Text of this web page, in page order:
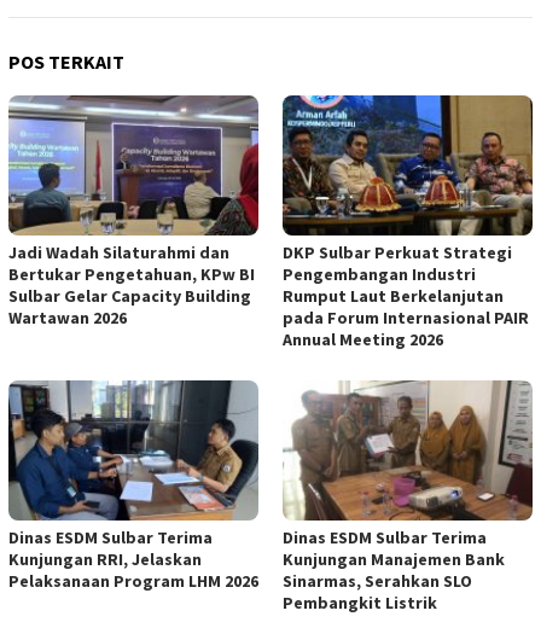
POS TERKAIT
Jadi Wadah Silaturahmi dan
Bertukar Pengetahuan, KPw BI
Sulbar Gelar Capacity Building
Wartawan 2026
DKP Sulbar Perkuat Strategi
Pengembangan Industri
Rumput Laut Berkelanjutan
pada Forum Internasional PAIR
Annual Meeting 2026
Dinas ESDM Sulbar Terima
Kunjungan RRI, Jelaskan
Pelaksanaan Program LHM 2026
Dinas ESDM Sulbar Terima
Kunjungan Manajemen Bank
Sinarmas, Serahkan SLO
Pembangkit Listrik